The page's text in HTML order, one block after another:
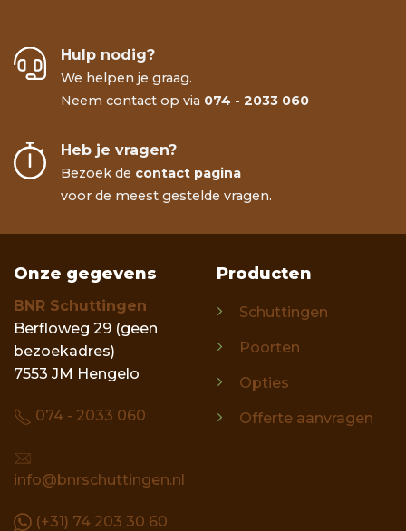
Hulp nodig?
We helpen je graag.
Neem contact op via 074 - 2033 060
Heb je vragen?
Bezoek de contact pagina
voor de meest gestelde vragen.
Onze gegevens
BNR Schuttingen
Berfloweg 29 (geen
bezoekadres)
7553 JM Hengelo
074 - 2033 060
info@bnrschuttingen.nl
(+31) 74 203 30 60
Producten
Schuttingen
Poorten
Opties
Offerte aanvragen